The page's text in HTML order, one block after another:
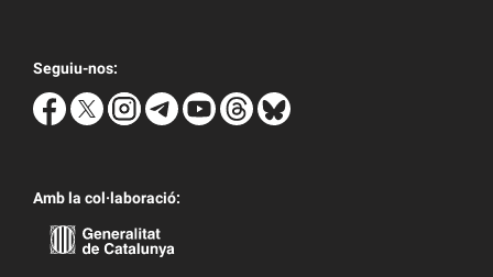
Seguiu-nos:
Amb la col·laboració: